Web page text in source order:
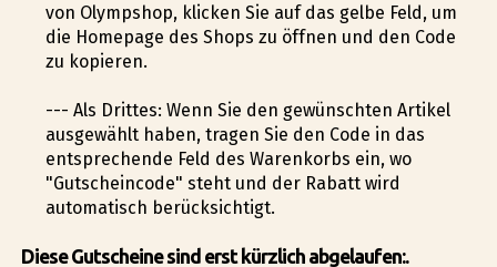
von Olympshop, klicken Sie auf das gelbe Feld, um
die Homepage des Shops zu öffnen und den Code
zu kopieren.
--- Als Drittes: Wenn Sie den gewünschten Artikel
ausgewählt haben, tragen Sie den Code in das
entsprechende Feld des Warenkorbs ein, wo
"Gutscheincode" steht und der Rabatt wird
automatisch berücksichtigt.
Diese Gutscheine sind erst kürzlich abgelaufen:.